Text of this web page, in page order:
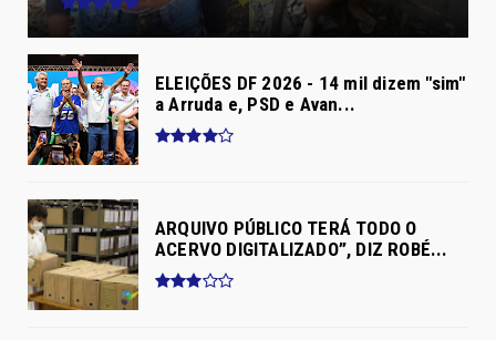
ELEIÇÕES DF 2026 - 14 mil dizem "sim"
a Arruda e, PSD e Avan...
ARQUIVO PÚBLICO TERÁ TODO O
ACERVO DIGITALIZADO”, DIZ ROBÉ...